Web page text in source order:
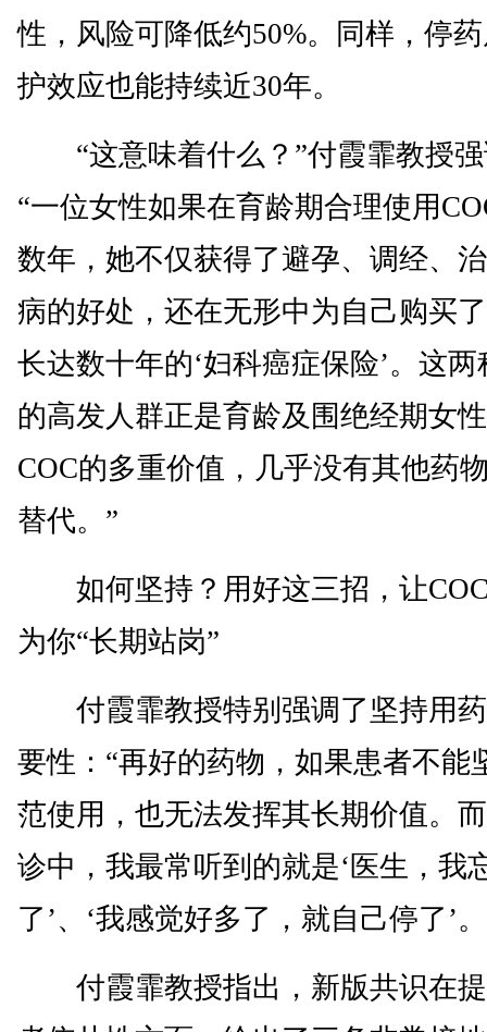
性，风险可降低约50%。同样，停
护效应也能持续近30年。
“这意味着什么？”付霞霏教授强
“一位女性如果在育龄期合理使用
数年，她不仅获得了避孕、调经、
病的好处，还在无形中为自己购买
长达数十年的‘妇科癌症保险’。这两
的高发人群正是育龄及围绝经期女
COC的多重价值，几乎没有其他药
替代。”
如何坚持？用好这三招，让
为你“长期站岗”
付霞霏教授特别强调了坚持用
要性：“再好的药物，如果患者不能
范使用，也无法发挥其长期价值。
诊中，我最常听到的就是‘医生，我
了’、‘我感觉好多了，就自己停了’
付霞霏教授指出，新版共识在